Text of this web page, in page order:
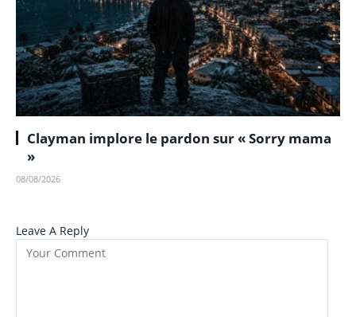
Clayman implore le pardon sur « Sorry mama
»
08/08/2026
Leave A Reply